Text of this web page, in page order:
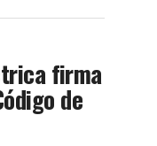
firma
de